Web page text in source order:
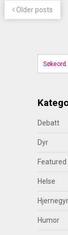
Older posts
Debatt
Dyr
Featured
Helse
Humor